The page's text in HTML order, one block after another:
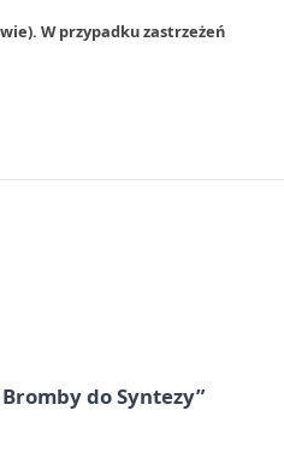
W przypadku zastrzeżeń
do Syntezy”